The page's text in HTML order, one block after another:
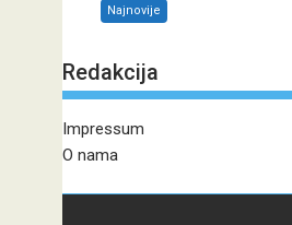
Najnovije
Redakcija
Impressum
O nama